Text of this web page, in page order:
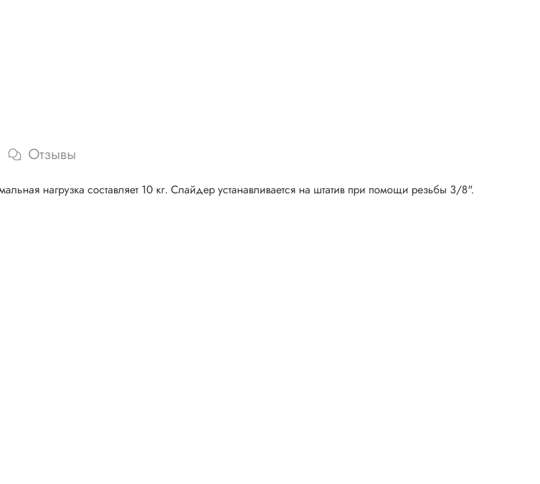
Отзывы
нагрузка составляет 10 кг. Слайдер устанавливается на штатив при помощи резьбы 3/8".